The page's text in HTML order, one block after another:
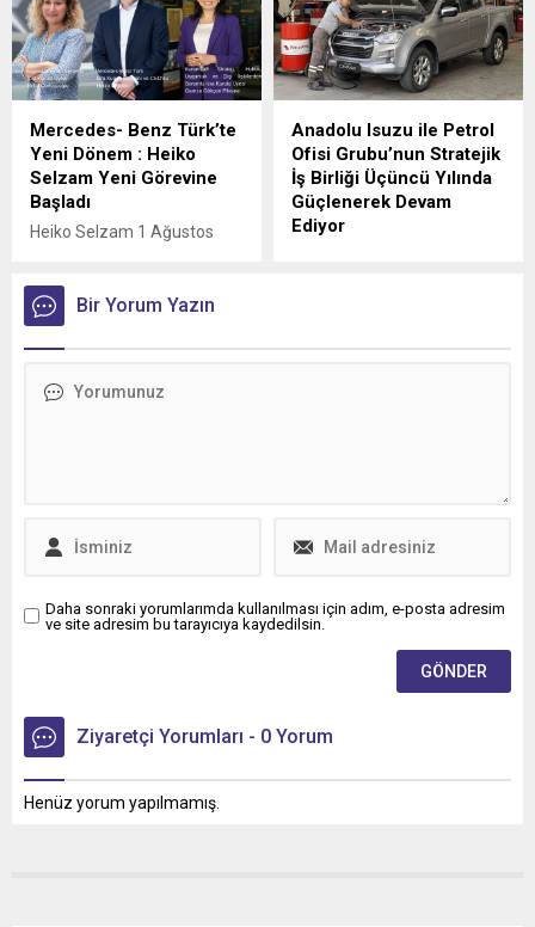
Bölgesi'nin ilk Renault
Trucks Master Red EDITION
panelvanını filosuna kattı.
36 aya varan taksit
imkânıyla bakım ve servis
süreçlerini daha esnek
ödeme seçenekleriyle
Mercedes- Benz Türk’te
Yeni Dönem : Heiko
Selzam Yeni Görevine
Başladı
Heiko Selzam 1 Ağustos
Anadolu Isuzu ile Petrol
Ofisi Grubu’nun Stratejik
İş Birliği Üçüncü Yılında
Güçlenerek Devam
Ediyor
iş birliği üçüncü yılına girdi.
Bir Yorum Yazın
Daha sonraki yorumlarımda kullanılması için adım, e-posta adresim
ve site adresim bu tarayıcıya kaydedilsin.
Ziyaretçi Yorumları - 0 Yorum
Henüz yorum yapılmamış.